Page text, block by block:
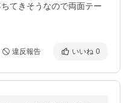
てきそうなので両面テー
違反報告 いいね 0